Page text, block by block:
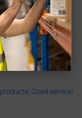
e recebi
Good service!